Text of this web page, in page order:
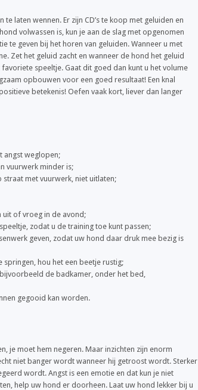
laten wennen. Er zijn CD’s te koop met geluiden en
volwassen is, kun je aan de slag met opgenomen
te geven bij het horen van geluiden. Wanneer u met
Zet het geluid zacht en wanneer de hond het geluid
speeltje. Gaat dit goed dan kunt u het volume
opbouwen voor een goed resultaat! Een knal
betekenis! Oefen vaak kort, liever dan langer
angst weglopen;
vuurwerk minder is;
met vuurwerk, niet uitlaten;
uit of vroeg in de avond;
zodat u de training toe kunt passen;
geven, zodat uw hond daar druk mee bezig is
hou het een beetje rustig;
de badkamer, onder het bed,
gegooid kan worden.
je moet hem negeren. Maar inzichten zijn enorm
niet banger wordt wanneer hij getroost wordt. Sterker
wordt. Angst is een emotie en dat kun je niet
help uw hond er doorheen. Laat uw hond lekker bij u